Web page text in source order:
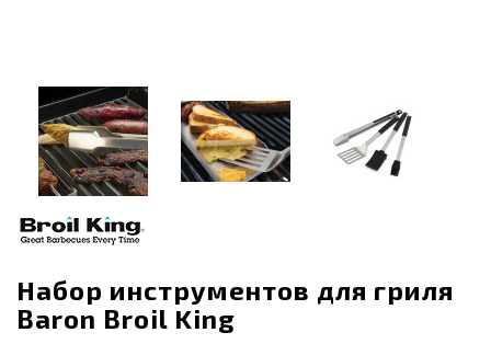
Набор инструментов для гриля
Baron Broil King